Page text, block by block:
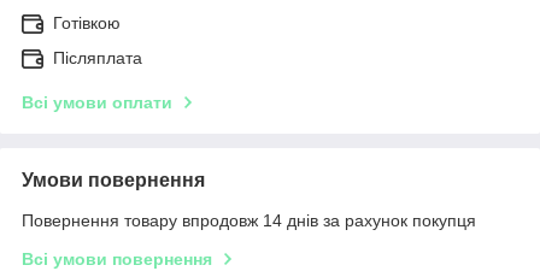
Готівкою
Післяплата
Всі умови оплати
Умови повернення
Повернення товару впродовж 14 днів за рахунок покупця
Всі умови повернення